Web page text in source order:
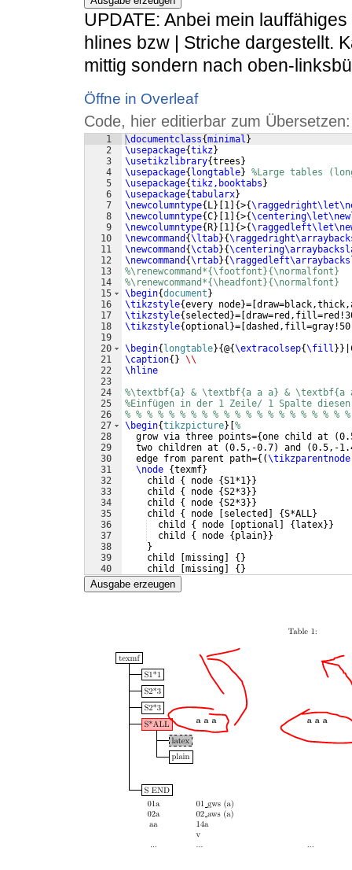
UPDATE: Anbei mein
hlines bzw | Striche dargestellt.
mittig sondern nach oben-
Öffne in Overleaf
Code, hier editierbar zum Übersetzen:
1
2
3
4
5
6
7
8
9
10
11
12
13
14
15
16
17
18
19
20
21
22
23
24
25
26
27
28
29
30
31
32
33
34
35
36
37
38
39
40
41
\documentclass{minimal }
\usepackage{tikz}
\usetikzlibrary{trees }
\usepackage{ longtable} %Large tables
\usepackage{tikz,booktabs }
\usepackage{tabularx}
\newcolumntype{ L} 1 {>{
\newcolumntype{C} 1 {>{
\newcolumntype{ R} 1 {>{
\newcommand {\ltab}{
\newcommand {\ctab}{
\newcommand {\rtab}{
%\renewcommand*{\footfont}{\normalfont}
%\renewcommand*{\headfont}{\normalfont}
\begin{document }
\tikzstyle{every node}=
\tikzstyle{ selected }=
\tikzstyle{optional }= dashed,fill=gray!50
\begin{ longtable}{@{\extracolsep{\fill }}
\caption{ } \\
\hline
%\textbf{a} & \textbf{a a a} & \textbf{a
%Einfügen in der 1 Zeile/ 1 Spalte
% % % % % % % % % % % % % % % % % % % %
\begin{tikzpicture} %
  grow via three points=
{one child at (
  two children at
(0.5,-0.7) and (0.5,-
  edge from parent path=
{(\tikzparentnode
\node {texmf}
    child
{ node {S1*1}}
    child
{ node {S2*3}}
    child
{ node {S2*3}}
    child
{ node selected {S*ALL}
  child
{ node optional { latex}}
  child
{ node { plain}}
}
    child
missing { }
    child
missing { }
    child
[
Ausgabe erzeugen